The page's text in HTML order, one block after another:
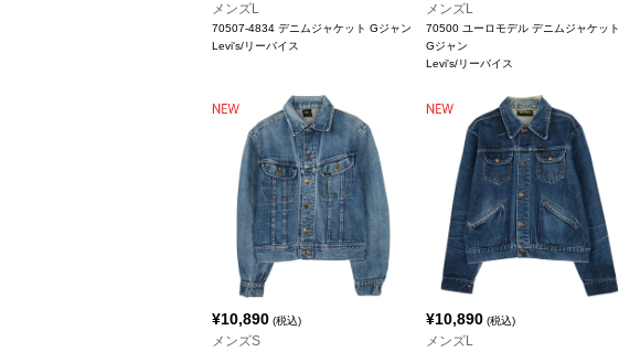
メンズL
70507-4834 デニムジャケット Gジャン
Levi's/リーバイス
メンズL
70500 ユーロモデル デニムジャケット
Gジャン
Levi's/リーバイス
¥10,890 (税込)
メンズS
¥10,890 (税込)
メンズL